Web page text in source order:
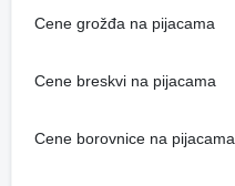
Cene grožđa na pijacama
Cene breskvi na pijacama
Cene borovnice na pijacama